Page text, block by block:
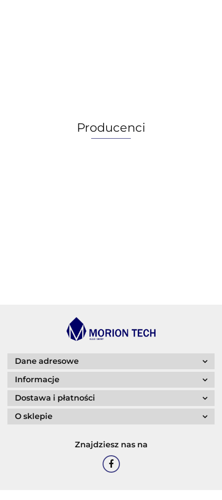
Producenci
Dane adresowe
Informacje
Dostawa i płatności
O sklepie
Znajdziesz nas na